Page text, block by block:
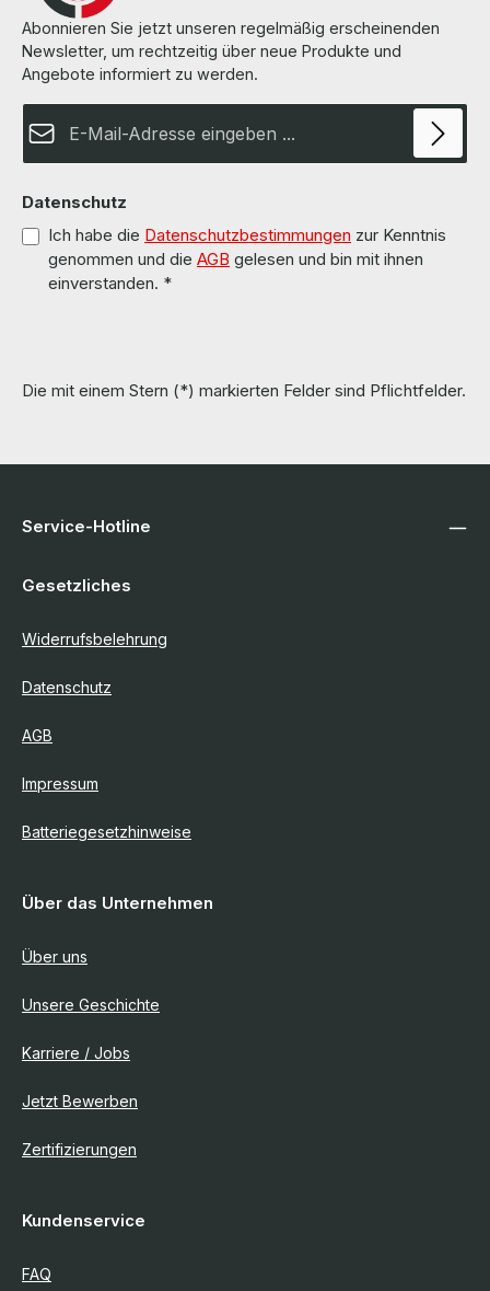
Abonnieren Sie jetzt unseren regelmäßig erscheinenden
Newsletter, um rechtzeitig über neue Produkte und
Angebote informiert zu werden.
Datenschutz
Ich habe die Datenschutzbestimmungen zur Kenntnis
genommen und die AGB gelesen und bin mit ihnen
einverstanden. *
Die mit einem Stern (*) markierten Felder sind Pflichtfelder.
Service-Hotline
Gesetzliches
Widerrufsbelehrung
Datenschutz
AGB
Impressum
Batteriegesetzhinweise
Über das Unternehmen
Über uns
Unsere Geschichte
Karriere / Jobs
Jetzt Bewerben
Zertifizierungen
Kundenservice
FAQ